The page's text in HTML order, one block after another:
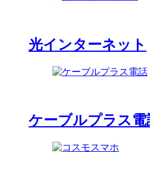
光インターネット
ケーブルプラス電